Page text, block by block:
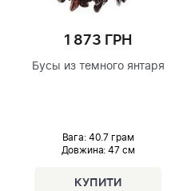
1 873 ГРН
Бусы из темного янтаря
Вага: 40.7 грам
Довжина: 47 см